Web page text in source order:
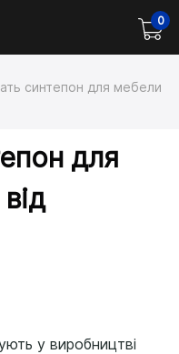
0
синтепон для мебели
для
у виробництві